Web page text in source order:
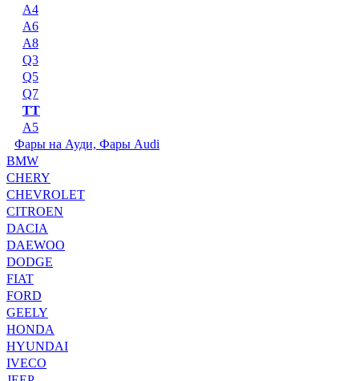
A4
A6
A8
Q3
Q5
Q7
TT
А5
Фары на Ауди, Фары Audi
BMW
CHERY
CHEVROLET
CITROEN
DACIA
DAEWOO
DODGE
FIAT
FORD
GEELY
HONDA
HYUNDAI
IVECO